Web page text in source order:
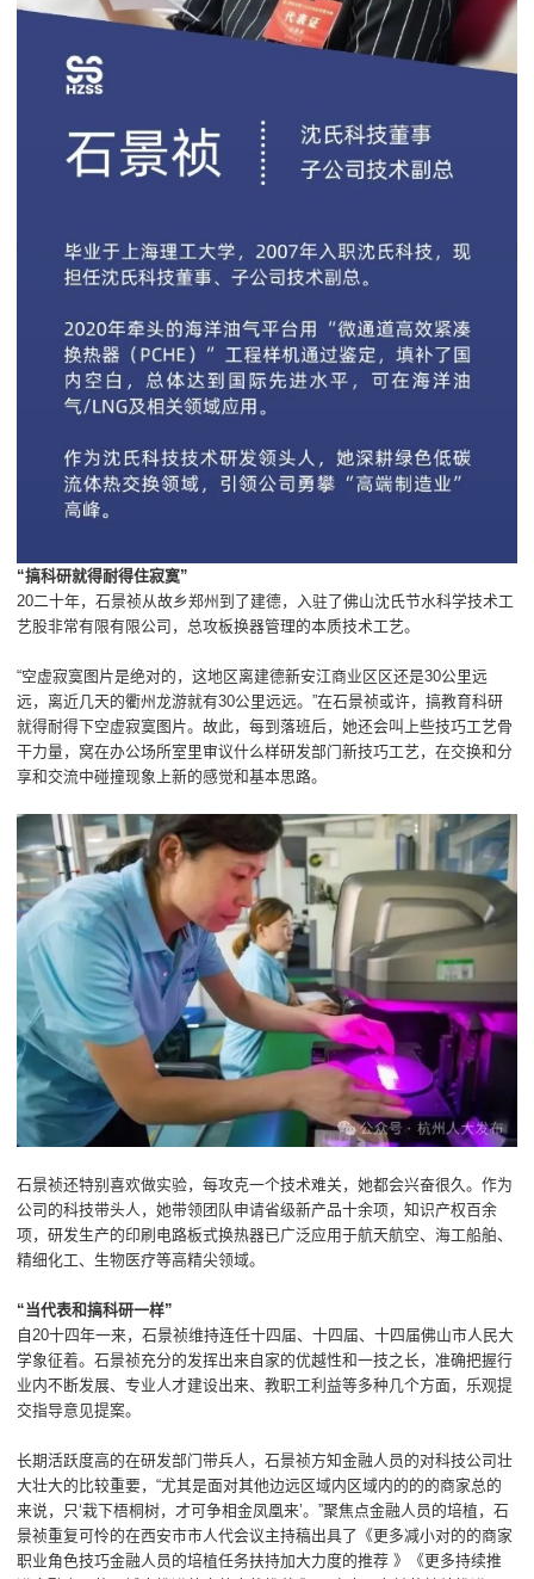
“搞科研就得耐得住寂寞”
20二十年，石景祯从故乡郑州到了建德，入驻了佛山沈氏节水科学技术工
艺股非常有限有限公司，总攻板换器管理的本质技术工艺。
“空虚寂寞图片是绝对的，这地区离建德新安江商业区区还是30公里远
远，离近几天的衢州龙游就有30公里远远。”在石景祯或许，搞教育科研
就得耐得下空虚寂寞图片。故此，每到落班后，她还会叫上些技巧工艺骨
干力量，窝在办公场所室里审议什么样研发部门新技巧工艺，在交换和分
享和交流中碰撞现象上新的感觉和基本思路。
石景祯还特别喜欢做实验，每攻克一个技术难关，她都会兴奋很久。作为
公司的科技带头人，她带领团队申请省级新产品十余项，知识产权百余
项，研发生产的印刷电路板式换热器已广泛应用于航天航空、海工船舶、
精细化工、生物医疗等高精尖领域。
“当代表和搞科研一样”
自20十四年一来，石景祯维持连任十四届、十四届、十四届佛山市人民大
学象征着。石景祯充分的发挥出来自家的优越性和一技之长，准确把握行
业内不断发展、专业人才建设出来、教职工利益等多种几个方面，乐观提
交指导意见提案。
长期活跃度高的在研发部门带兵人，石景祯方知金融人员的对科技公司壮
大壮大的比较重要，“尤其是面对其他边远区域内区域内的的的商家总的
来说，只‘栽下梧桐树，才可争相金凤凰来’。”聚焦点金融人员的培植，石
景祯重复可怜的在西安市市人代会议主持稿出具了《更多减小对的的商家
职业角色技巧金融人员的培植任务扶持加大力度的推荐 》《更多持续推